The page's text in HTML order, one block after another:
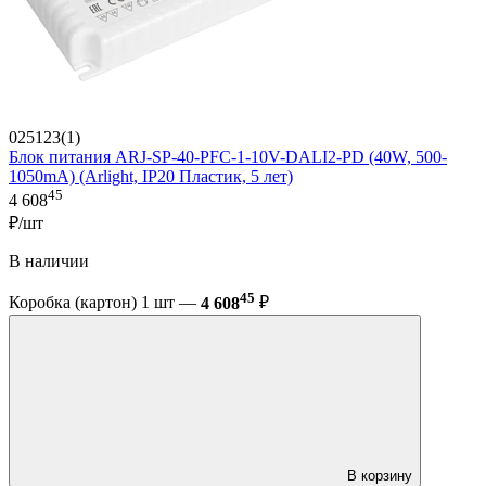
025123(1)
Блок питания ARJ-SP-40-PFC-1-10V-DALI2-PD (40W, 500-
1050mA) (Arlight, IP20 Пластик, 5 лет)
4 60845
₽/шт
В наличии
Коробка (картон) 1 шт — 4 60845 ₽
В корзину